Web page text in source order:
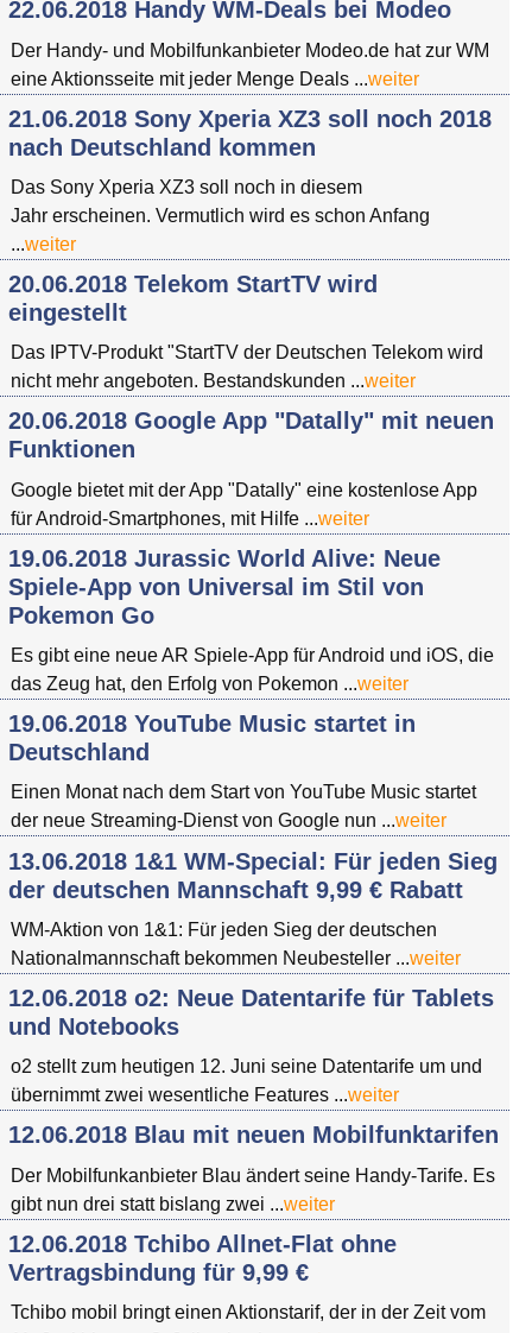
22.06.2018 Handy WM-Deals bei Modeo
Der Handy- und Mobilfunkanbieter Modeo.de hat zur WM
eine Aktionsseite mit jeder Menge Deals ...weiter
21.06.2018 Sony Xperia XZ3 soll noch 2018
nach Deutschland kommen
Das Sony Xperia XZ3 soll noch in diesem
Jahr erscheinen. Vermutlich wird es schon Anfang
...weiter
20.06.2018 Telekom StartTV wird
eingestellt
Das IPTV-Produkt "StartTV der Deutschen Telekom wird
nicht mehr angeboten. Bestandskunden ...weiter
20.06.2018 Google App "Datally" mit neuen
Funktionen
Google bietet mit der App "Datally" eine kostenlose App
für Android-Smartphones, mit Hilfe ...weiter
19.06.2018 Jurassic World Alive: Neue
Spiele-App von Universal im Stil von
Pokemon Go
Es gibt eine neue AR Spiele-App für Android und iOS, die
das Zeug hat, den Erfolg von Pokemon ...weiter
19.06.2018 YouTube Music startet in
Deutschland
Einen Monat nach dem Start von YouTube Music startet
der neue Streaming-Dienst von Google nun ...weiter
13.06.2018 1&1 WM-Special: Für jeden Sieg
der deutschen Mannschaft 9,99 € Rabatt
WM-Aktion von 1&1: Für jeden Sieg der deutschen
Nationalmannschaft bekommen Neubesteller ...weiter
12.06.2018 o2: Neue Datentarife für Tablets
und Notebooks
o2 stellt zum heutigen 12. Juni seine Datentarife um und
übernimmt zwei wesentliche Features ...weiter
12.06.2018 Blau mit neuen Mobilfunktarifen
Der Mobilfunkanbieter Blau ändert seine Handy-Tarife. Es
gibt nun drei statt bislang zwei ...weiter
12.06.2018 Tchibo Allnet-Flat ohne
Vertragsbindung für 9,99 €
Tchibo mobil bringt einen Aktionstarif, der in der Zeit vom